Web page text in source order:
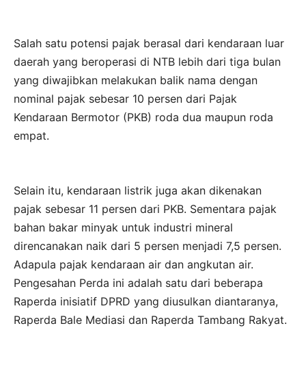
Salah satu potensi pajak berasal dari kendaraan luar
daerah yang beroperasi di NTB lebih dari tiga bulan
yang diwajibkan melakukan balik nama dengan
nominal pajak sebesar 10 persen dari Pajak
Kendaraan Bermotor (PKB) roda dua maupun roda
empat.
Selain itu, kendaraan listrik juga akan dikenakan
pajak sebesar 11 persen dari PKB. Sementara pajak
bahan bakar minyak untuk industri mineral
direncanakan naik dari 5 persen menjadi 7,5 persen.
Adapula pajak kendaraan air dan angkutan air.
Pengesahan Perda ini adalah satu dari beberapa
Raperda inisiatif DPRD yang diusulkan diantaranya,
Raperda Bale Mediasi dan Raperda Tambang Rakyat.